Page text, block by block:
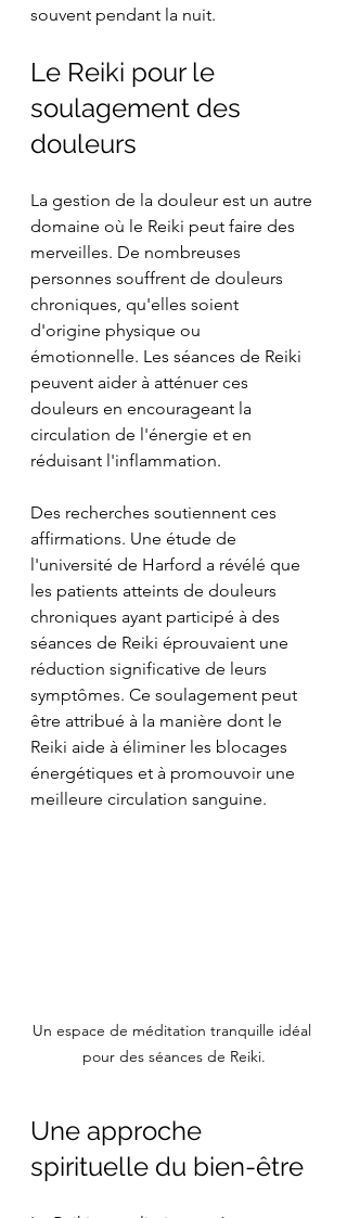
souvent pendant la nuit.
Le Reiki pour le
soulagement des
douleurs
La gestion de la douleur est un autre
domaine où le Reiki peut faire des
merveilles. De nombreuses
personnes souffrent de douleurs
chroniques, qu'elles soient
d'origine physique ou
émotionnelle. Les séances de Reiki
peuvent aider à atténuer ces
douleurs en encourageant la
circulation de l'énergie et en
réduisant l'inflammation.
Des recherches soutiennent ces
affirmations. Une étude de
l'université de Harford a révélé que
les patients atteints de douleurs
chroniques ayant participé à des
séances de Reiki éprouvaient une
réduction significative de leurs
symptômes. Ce soulagement peut
être attribué à la manière dont le
Reiki aide à éliminer les blocages
énergétiques et à promouvoir une
meilleure circulation sanguine.
Un espace de méditation tranquille idéal
pour des séances de Reiki.
Une approche
spirituelle du bien-être